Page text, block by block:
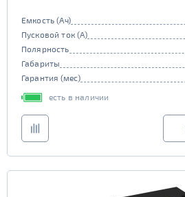
Емкость (Ач)
Пусковой ток (А)
Полярность
Габариты
Гарантия (мес)
есть в наличии